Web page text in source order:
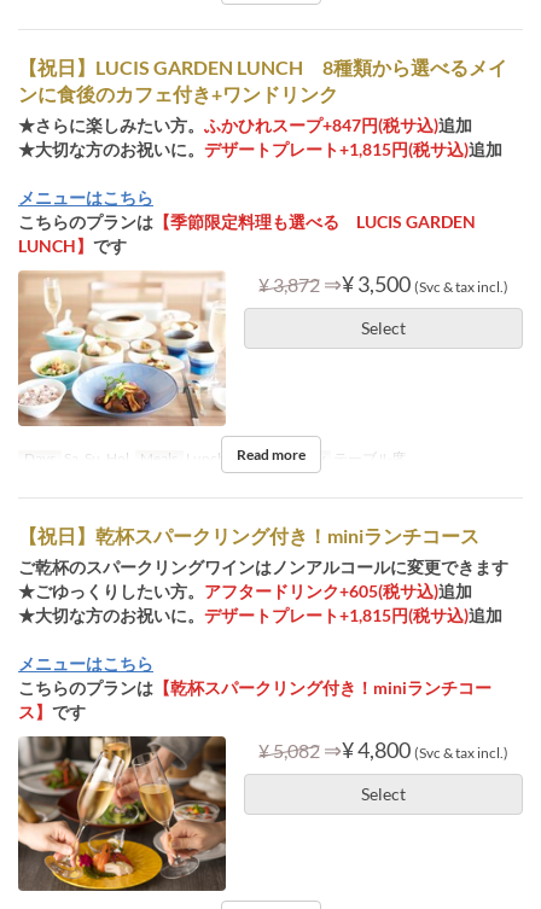
【祝日】LUCIS GARDEN LUNCH 8種類から選べるメイ
ンに食後のカフェ付き+ワンドリンク
★さらに楽しみたい方。 ふかひれスープ+847円(税サ込)追加
★大切な方のお祝いに。 デザートプレート+1,815円(税サ込)追加
メニューはこちら
こちらのプランは 【季節限定料理も選べる LUCIS GARDEN
LUNCH】 です
¥ 3,872 ⇒¥ 3,500 (Svc & tax incl.)
Select
Days Sa, Su, Hol Meals Lunch Seat Category テーブル席
Read more
【祝日】乾杯スパークリング付き！miniランチコース
ご乾杯のスパークリングワインはノンアルコールに変更できます
★ごゆっくりしたい方。 アフタードリンク+605(税サ込)追加
★大切な方のお祝いに。 デザートプレート+1,815円(税サ込)追加
メニューはこちら
こちらのプランは 【乾杯スパークリング付き！miniランチコー
ス】 です
¥ 5,082 ⇒¥ 4,800 (Svc & tax incl.)
Select